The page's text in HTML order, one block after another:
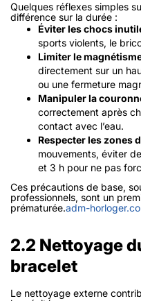
Quelques réflexes simples
différence sur la durée :
Éviter les chocs
sports violents, le
Limiter le
directement sur un
ou une fermeture
Manipuler la
correctement après
contact avec l’eau.
Respecter les zones
mouvements, éviter
et 3 h pour ne pas
Ces précautions de base,
professionnels, sont un
prématurée.adm-
2.2 Nettoyage
bracelet
Le nettoyage externe